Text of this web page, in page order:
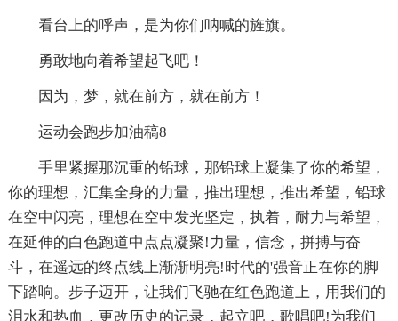
看台上的呼声，是为你们呐喊的旌旗。
勇敢地向着希望起飞吧！
因为，梦，就在前方，就在前方！
运动会跑步加油稿8
手里紧握那沉重的铅球，那铅球上凝集了你的希望，
你的理想，汇集全身的力量，推出理想，推出希望，铅球
在空中闪亮，理想在空中发光坚定，执着，耐力与希望，
在延伸的白色跑道中点点凝聚!力量，信念，拼搏与奋
斗，在遥远的终点线上渐渐明亮!时代的'强音正在你的脚
下踏响。步子迈开，让我们飞驰在红色跑道上，用我们的
泪水和热血，更改历史的记录，起立吧，歌唱吧!为我们